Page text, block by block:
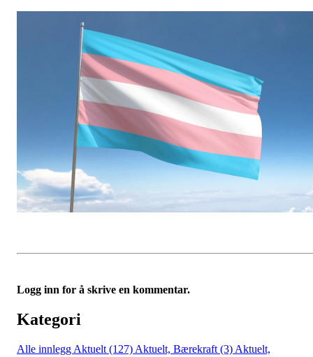
Logg inn for å skrive en kommentar.
Kategori
Alle innlegg Aktuelt (127) Aktuelt, Bærekraft (3) Aktuelt,